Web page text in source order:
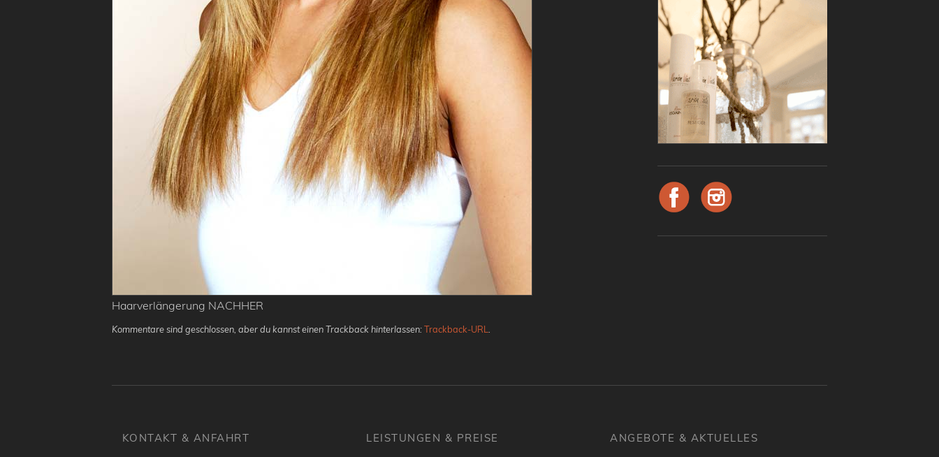
Haarverlängerung NACHHER
Kommentare sind geschlossen, aber du kannst einen Trackback hinterlassen:Trackback-URL.
KONTAKT & ANFAHRT
LEISTUNGEN & PREISE
ANGEBOTE & AKTUELLES